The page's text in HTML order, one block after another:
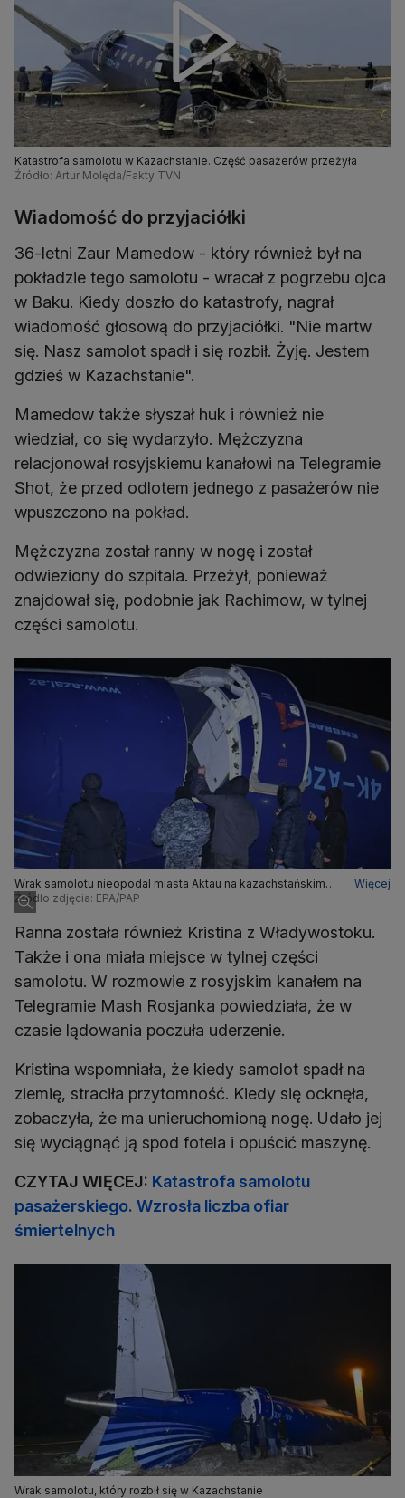
Katastrofa samolotu w Kazachstanie. Część pasażerów przeżyła
Źródło: Artur Molęda/Fakty TVN
Wiadomość do przyjaciółki
36-letni Zaur Mamedow - który również był na
pokładzie tego samolotu - wracał z pogrzebu ojca
w Baku. Kiedy doszło do katastrofy, nagrał
wiadomość głosową do przyjaciółki. "Nie martw
się. Nasz samolot spadł i się rozbił. Żyję. Jestem
gdzieś w Kazachstanie".
Mamedow także słyszał huk i również nie
wiedział, co się wydarzyło. Mężczyzna
relacjonował rosyjskiemu kanałowi na Telegramie
Shot, że przed odlotem jednego z pasażerów nie
wpuszczono na pokład.
Mężczyzna został ranny w nogę i został
odwieziony do szpitala. Przeżył, ponieważ
znajdował się, podobnie jak Rachimow, w tylnej
części samolotu.
Wrak samolotu nieopodal miasta Aktau na kazachstańskim
wybrzeżu Morza Kaspijskiego
Więcej
Źródło zdjęcia: EPA/PAP
Ranna została również Kristina z Władywostoku.
Także i ona miała miejsce w tylnej części
samolotu. W rozmowie z rosyjskim kanałem na
Telegramie Mash Rosjanka powiedziała, że w
czasie lądowania poczuła uderzenie.
Kristina wspomniała, że kiedy samolot spadł na
ziemię, straciła przytomność. Kiedy się ocknęła,
zobaczyła, że ma unieruchomioną nogę. Udało jej
się wyciągnąć ją spod fotela i opuścić maszynę.
CZYTAJ WIĘCEJ: Katastrofa samolotu
pasażerskiego. Wzrosła liczba ofiar
śmiertelnych
Wrak samolotu, który rozbił się w Kazachstanie